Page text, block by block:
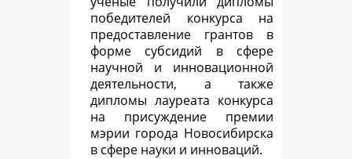
победителей конкурса на
предоставление грантов в
форме субсидий в сфере
научной и инновационной
деятельности, а также
дипломы лауреата конкурса
на присуждение премии
мэрии города Новосибирска
в сфере науки и инноваций.